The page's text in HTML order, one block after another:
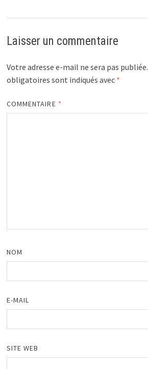
Laisser un commentaire
Votre adresse e-mail ne sera pas publiée.
obligatoires sont indiqués avec *
COMMENTAIRE *
NOM
E-MAIL
SITE WEB